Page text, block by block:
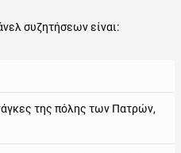
συζητήσεων είναι:
της πόλης των Πατρών,